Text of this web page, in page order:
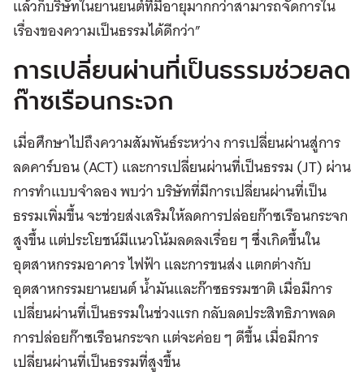
แล้วก็บริษัทในยานยนต์ที่มีอายุมากกว่าสามารถจัดการใน
เรื่องของความเป็นธรรมได้ดีกว่า”
การเปลี่ยนผ่านที่เป็นธรรมช่วยลด
ก๊าซเรือนกระจก
เมื่อศึกษาไปถึงความสัมพันธ์ระหว่าง การเปลี่ยนผ่านสู่การ
ลดคาร์บอน (ACT) และการเปลี่ยนผ่านที่เป็นธรรม (JT) ผ่าน
การทำแบบจำลอง พบว่า บริษัทที่มีการเปลี่ยนผ่านที่เป็น
ธรรมเพิ่มขึ้น จะช่วยส่งเสริมให้ลดการปล่อยก๊าซเรือนกระจก
สูงขึ้น แต่ประโยชน์มีแนวโน้มลดลงเรื่อย ๆ ซึ่งเกิดขึ้นใน
อุตสาหกรรมอาคาร ไฟฟ้า และการขนส่ง แตกต่างกับ
อุตสาหกรรมยานยนต์ น้ำมันและก๊าซธรรมชาติ เมื่อมีการ
เปลี่ยนผ่านที่เป็นธรรมในช่วงแรก กลับลดประสิทธิภาพลด
การปล่อยก๊าซเรือนกระจก แต่จะค่อย ๆ ดีขึ้น เมื่อมีการ
เปลี่ยนผ่านที่เป็นธรรมที่สูงขึ้น